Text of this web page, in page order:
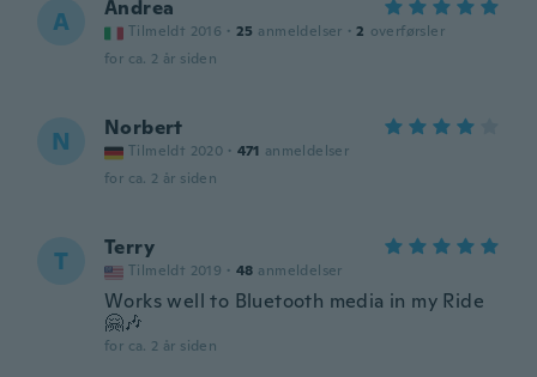
A Andrea
Tilmeldt 2016 · 25 anmeldelser · 2 overførsler
for ca. 2 år siden
N Norbert
Tilmeldt 2020 · 471 anmeldelser
for ca. 2 år siden
T Terry
Tilmeldt 2019 · 48 anmeldelser
Works well to Bluetooth media in my Ride
🤗🎶
for ca. 2 år siden